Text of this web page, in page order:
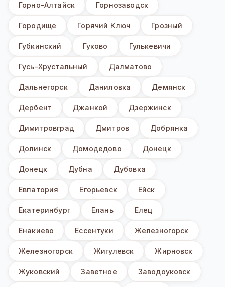
Горно-Алтайск Горнозаводск
Городище Горячий Ключ Грозный
Губкинский Гуково Гулькевичи
Гусь-Хрустальный Далматово
Дальнегорск Даниловка Демянск
Дербент Джанкой Дзержинск
Димитровград Дмитров Добрянка
Долинск Домодедово Донецк
Донецк Дубна Дубовка
Евпатория Егорьевск Ейск
Екатеринбург Елань Елец
Енакиево Ессентуки Железногорск
Железногорск Жигулевск Жирновск
Жуковский Заветное Заводоуковск